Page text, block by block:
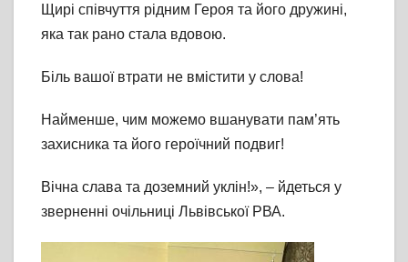
Щирі співчуття рідним Героя та його дружині,
яка так рано стала вдовою.
Біль вашої втрати не вмістити у слова!
Найменше, чим можемо вшанувати пам’ять
захисника та його героїчний подвиг!
Вічна слава та доземний уклін!», – йдеться у
зверненні очільниці Львівської РВА.